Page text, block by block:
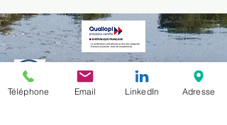
Téléphone Email LinkedIn Adresse